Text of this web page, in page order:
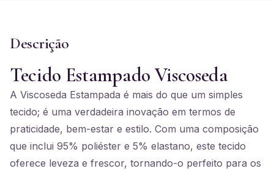
Descrição
Tecido Estampado Viscoseda
A Viscoseda Estampada é mais do que um simples
tecido; é uma verdadeira inovação em termos de
praticidade, bem-estar e estilo. Com uma composição
que inclui 95% poliéster e 5% elastano, este tecido
oferece leveza e frescor, tornando-o perfeito para os